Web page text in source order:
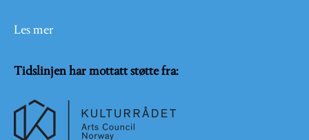
Les mer
Tidslinjen har mottatt støtte fra: